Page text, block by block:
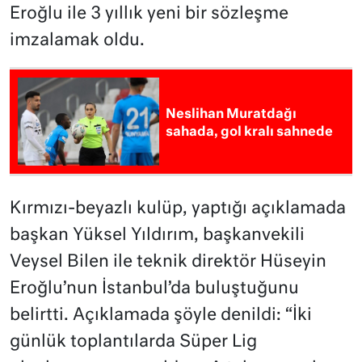
Eroğlu ile 3 yıllık yeni bir sözleşme
imzalamak oldu.
Neslihan Muratdağı
sahada, gol kralı sahnede
Kırmızı-beyazlı kulüp, yaptığı açıklamada
başkan Yüksel Yıldırım, başkanvekili
Veysel Bilen ile teknik direktör Hüseyin
Eroğlu’nun İstanbul’da buluştuğunu
belirtti. Açıklamada şöyle denildi: “İki
günlük toplantılarda Süper Lig